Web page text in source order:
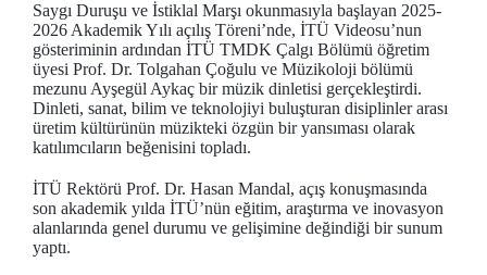
Saygı Duruşu ve İstiklal Marşı okunmasıyla başlayan 2025-
2026 Akademik Yılı açılış Töreni’nde, İTÜ Videosu’nun
gösteriminin ardından İTÜ TMDK Çalgı Bölümü öğretim
üyesi Prof. Dr. Tolgahan Çoğulu ve Müzikoloji bölümü
mezunu Ayşegül Aykaç bir müzik dinletisi gerçekleştirdi.
Dinleti, sanat, bilim ve teknolojiyi buluşturan disiplinler arası
üretim kültürünün müzikteki özgün bir yansıması olarak
katılımcıların beğenisini topladı.
İTÜ Rektörü Prof. Dr. Hasan Mandal, açış konuşmasında
son akademik yılda İTÜ’nün eğitim, araştırma ve inovasyon
alanlarında genel durumu ve gelişimine değindiği bir sunum
yaptı.